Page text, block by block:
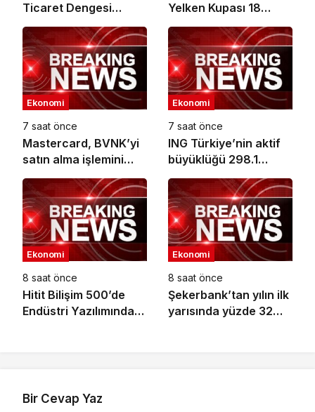
Ticaret Dengesi
Analiz Raporunu
Yayımladı
Yelken Kupası 18
Ekim’de
Ekonomi
7 saat önce
Mastercard, BVNK’yi
satın alma işlemini
tamamladı
Ekonomi
7 saat önce
ING Türkiye’nin aktif
büyüklüğü 298.1
milyar TL’ye ulaştı
Ekonomi
8 saat önce
Hitit Bilişim 500’de
Endüstri Yazılımında
Ekonomi
8 saat önce
Şekerbank’tan yılın ilk
yarısında yüzde 32
Bir Cevap Yaz